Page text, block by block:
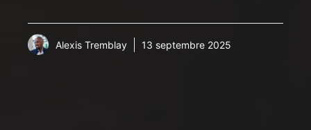
Alexis Tremblay 13 septembre 2025